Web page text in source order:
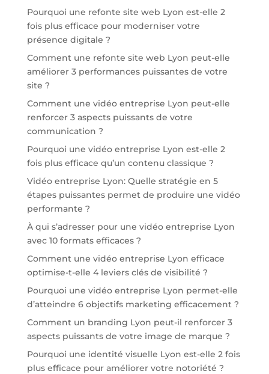
Pourquoi une refonte site web Lyon est-elle 2
fois plus efficace pour moderniser votre
présence digitale ?
Comment une refonte site web Lyon peut-elle
améliorer 3 performances puissantes de votre
site ?
Comment une vidéo entreprise Lyon peut-elle
renforcer 3 aspects puissants de votre
communication ?
Pourquoi une vidéo entreprise Lyon est-elle 2
fois plus efficace qu’un contenu classique ?
Vidéo entreprise Lyon: Quelle stratégie en 5
étapes puissantes permet de produire une vidéo
performante ?
À qui s’adresser pour une vidéo entreprise Lyon
avec 10 formats efficaces ?
Comment une vidéo entreprise Lyon efficace
optimise-t-elle 4 leviers clés de visibilité ?
Pourquoi une vidéo entreprise Lyon permet-elle
d’atteindre 6 objectifs marketing efficacement ?
Comment un branding Lyon peut-il renforcer 3
aspects puissants de votre image de marque ?
Pourquoi une identité visuelle Lyon est-elle 2 fois
plus efficace pour améliorer votre notoriété ?